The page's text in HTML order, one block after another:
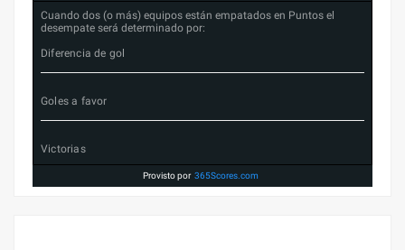
Cuando dos (o más) equipos están empatados en Puntos el
desempate será determinado por:
Diferencia de gol
Goles a favor
Victorias
Provisto por 365Scores.com